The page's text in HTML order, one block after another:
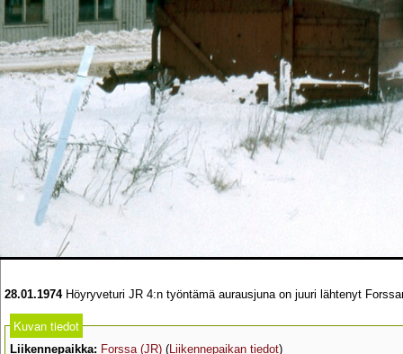
28.01.1974Höyryveturi JR 4:n työntämä aurausjuna on juuri lähtenyt
Kuvan tiedot
Liikennepaikka: Forssa (JR) ( Liikennepaikan tiedot)